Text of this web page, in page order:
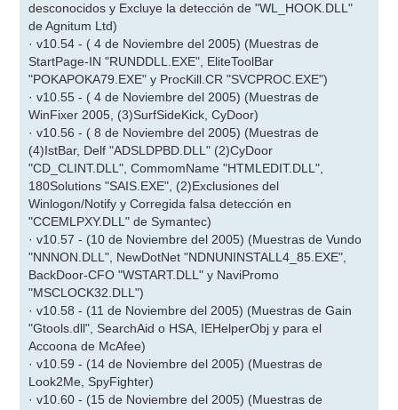
desconocidos y Excluye la detección de "WL_HOOK.DLL"
de Agnitum Ltd)
· v10.54 - ( 4 de Noviembre del 2005) (Muestras de
StartPage-IN "RUNDDLL.EXE", EliteToolBar
"POKAPOKA79.EXE" y ProcKill.CR "SVCPROC.EXE")
· v10.55 - ( 4 de Noviembre del 2005) (Muestras de
WinFixer 2005, (3)SurfSideKick, CyDoor)
· v10.56 - ( 8 de Noviembre del 2005) (Muestras de
(4)IstBar, Delf "ADSLDPBD.DLL" (2)CyDoor
"CD_CLINT.DLL", CommomName "HTMLEDIT.DLL",
180Solutions "SAIS.EXE", (2)Exclusiones del
Winlogon/Notify y Corregida falsa detección en
"CCEMLPXY.DLL" de Symantec)
· v10.57 - (10 de Noviembre del 2005) (Muestras de Vundo
"NNNON.DLL", NewDotNet "NDNUNINSTALL4_85.EXE",
BackDoor-CFO "WSTART.DLL" y NaviPromo
"MSCLOCK32.DLL")
· v10.58 - (11 de Noviembre del 2005) (Muestras de Gain
"Gtools.dll", SearchAid o HSA, IEHelperObj y para el
Accoona de McAfee)
· v10.59 - (14 de Noviembre del 2005) (Muestras de
Look2Me, SpyFighter)
· v10.60 - (15 de Noviembre del 2005) (Muestras de